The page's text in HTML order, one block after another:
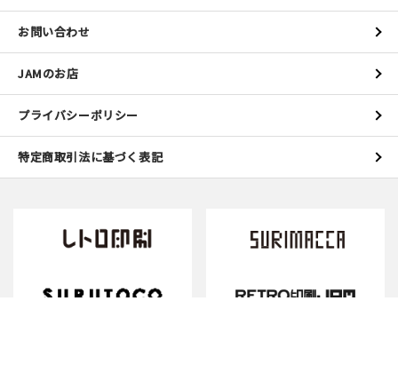
お問い合わせ
JAMのお店
プライバシーポリシー
特定商取引法に基づく表記